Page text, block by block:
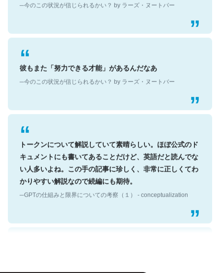
彼もまた「努力できる才能」があるんだなあ
トークンについて解説していて素晴らしい。ほぼ公式のド
キュメントにも書いてあることだけど、英語だと読んでな
い人多いよね。この手の記事に珍しく、非常に正しくてわ
かりやすい解説なので続編にも期待。